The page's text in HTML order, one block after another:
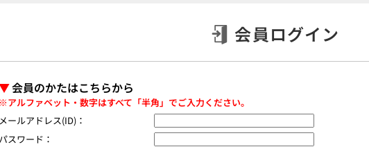
会員ログイン
会員のかたはこちらから
※アルファベット・数字はすべて「半角」でご入力ください。
メールアドレス(ID)：
パスワード：